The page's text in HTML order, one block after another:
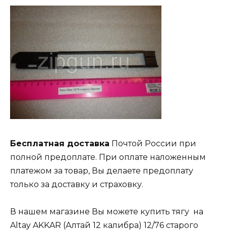
Бесплатная доставка Почтой России при
полной предоплате. При оплате наложенным
платежом за товар, Вы делаете предоплату
только за доставку и страховку.
В нашем магазине Вы можете купить тягу на
Altay AKKAR (Алтай 12 калибра) 12/76 старого